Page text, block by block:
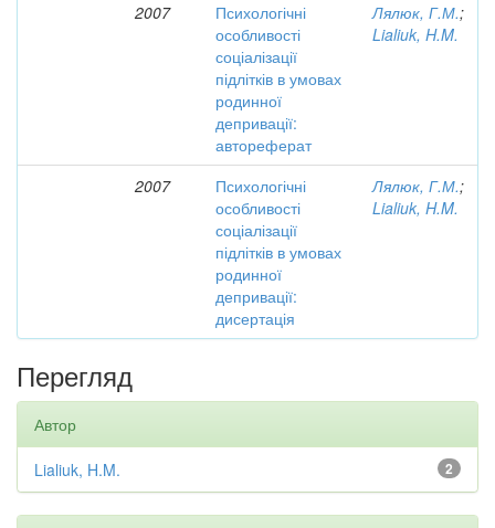
2007
Психологічні
особливості
соціалізації
підлітків в умовах
родинної
депривації:
автореферат
Лялюк, Г.М.;
Lialiuk, H.M.
2007
Психологічні
особливості
соціалізації
підлітків в умовах
родинної
депривації:
дисертація
Лялюк, Г.М.;
Lialiuk, H.M.
Перегляд
Автор
2
Lialiuk, H.M.